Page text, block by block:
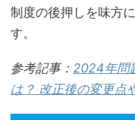
制度の後押しを味方
す。
参考記事： 2024年問
は？ 改正後の変更点